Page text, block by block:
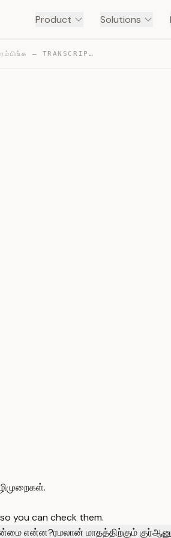
Product Solutions
இதை 666 முறை நிய்யத்துடன் ஆரம்பிங்க — TRANSCRIPT
you can check them.
என்ன?ரமலான் மாதத்திற்கும்